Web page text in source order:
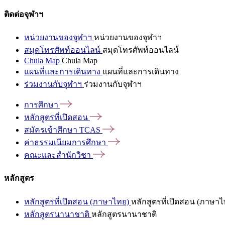
ติดต่อจุฬาฯ
หน่วยงานของจุฬาฯ หน่วยงานของจุฬาฯ
สมุดโทรศัพท์ออนไลน์ สมุดโทรศัพท์ออนไลน์
Chula Map Chula Map
แผนที่และการเดินทาง แผนที่และการเดินทาง
ร่วมงานกับจุฬาฯ ร่วมงานกับจุฬาฯ
การศึกษา
หลักสูตรที่เปิดสอน
สมัครเข้าศึกษา TCAS
ค่าธรรมเนียมการศึกษา
คณะและสำนักวิชา
หลักสูตร
หลักสูตรที่เปิดสอน (ภาษาไทย) หลักสูตรที่เปิดสอน (ภาษาไ
หลักสูตรนานาชาติ หลักสูตรนานาชาติ